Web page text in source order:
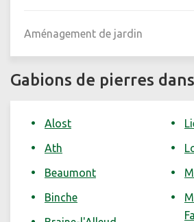
Aménagement de jardin
Gabions de pierres
Alost
Ath
Beaumont
Binche